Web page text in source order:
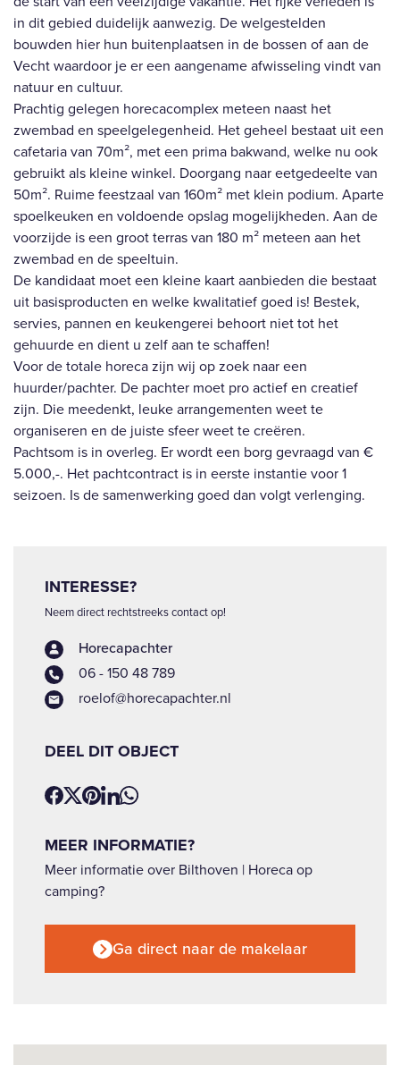
in dit gebied duidelijk aanwezig. De welgestelden
bouwden hier hun buitenplaatsen in de bossen of aan de
Vecht waardoor je er een aangename afwisseling vindt van
natuur en cultuur.
Prachtig gelegen horecacomplex meteen naast het
zwembad en speelgelegenheid. Het geheel bestaat uit een
cafetaria van 70m², met een prima bakwand, welke nu ook
gebruikt als kleine winkel. Doorgang naar eetgedeelte van
50m². Ruime feestzaal van 160m² met klein podium. Aparte
spoelkeuken en voldoende opslag mogelijkheden. Aan de
voorzijde is een groot terras van 180 m² meteen aan het
zwembad en de speeltuin.
De kandidaat moet een kleine kaart aanbieden die bestaat
uit basisproducten en welke kwalitatief goed is! Bestek,
servies, pannen en keukengerei behoort niet tot het
gehuurde en dient u zelf aan te schaffen!
Voor de totale horeca zijn wij op zoek naar een
huurder/pachter. De pachter moet pro actief en creatief
zijn. Die meedenkt, leuke arrangementen weet te
organiseren en de juiste sfeer weet te creëren.
Pachtsom is in overleg. Er wordt een borg gevraagd van €
5.000,-. Het pachtcontract is in eerste instantie voor 1
seizoen. Is de samenwerking goed dan volgt verlenging.
INTERESSE?
Neem direct rechtstreeks contact op!
Horecapachter
06 - 150 48 789
roelof@horecapachter.nl
DEEL DIT OBJECT
MEER INFORMATIE?
Meer informatie over Bilthoven | Horeca op
camping?
Ga direct naar de makelaar